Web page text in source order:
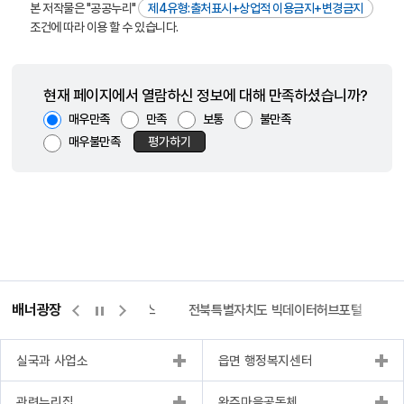
본 저작물은 "공공누리"
제4유형:출처표시+상업적 이용금지+변경금지
조건에 따라 이용 할 수 있습니다.
현재 페이지에서 열람하신 정보에 대해 만족하셨습니까?
매우만족 만족 보통
불만족
매우불만족
평가하기
배너광장
량바로처리센터 위택스 전북특별자치도 빅데이터허브포털
실국과 사업소 읍면 행정복지센터